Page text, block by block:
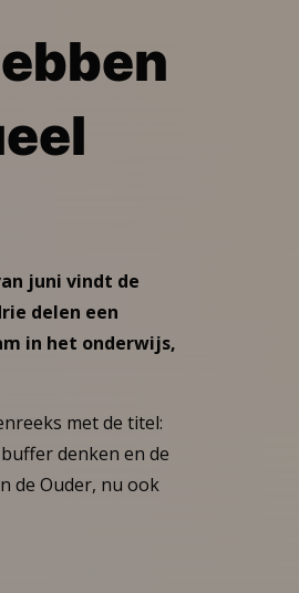
juni vindt de
delen een
in het onderwijs,
met de titel:
denken en de
de Ouder, nu ook